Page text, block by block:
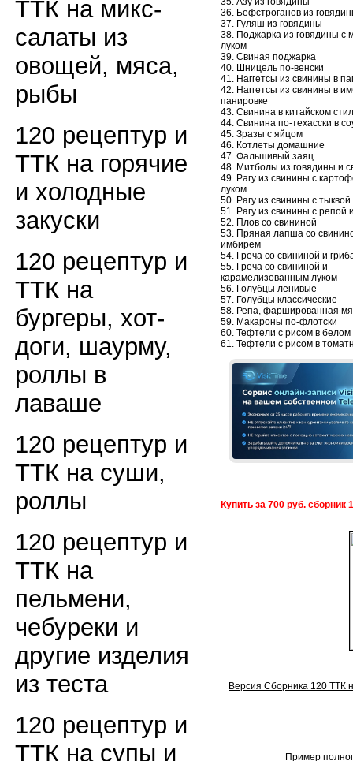
ТТК на микс-
салаты из
овощей, мяса,
рыбы
120 рецептур и
ТТК на горячие
и холодные
закуски
120 рецептур и
ТТК на
бургеры, хот-
доги, шаурму,
роллы в
лаваше
120 рецептур и
ТТК на суши,
роллы
120 рецептур и
ТТК на
пельмени,
чебуреки и
другие изделия
из теста
120 рецептур и
ТТК на супы и
36. Бефстроганов из
37. Гуляш из говядины
38. Поджарка из говядины с
луком
39. Свиная поджарка
40. Шницель по-венски
41. Наггетсы из свинины в
42. Наггетсы из свинины в
панировке
43. Свинина в китайском
44. Свинина по-техасски в
45. Зразы с яйцом
46. Котлеты домашние
47. Фальшивый заяц
48. Митболы из говядины и
49. Рагу из свинины с
луком
50. Рагу из свинины с
51. Рагу из свинины с репой
52. Плов со свининой
53. Пряная лапша со
имбирем
54. Греча со свининой и
55. Греча со свининой и
карамелизованным луком
56. Голубцы ленивые
57. Голубцы классические
58. Репа, фаршированная
59. Макароны по-флотски
60. Тефтели с рисом в белом
61. Тефтели с рисом в
Купить за 700 руб.
Версия Сборника 120 ТТК
Пример